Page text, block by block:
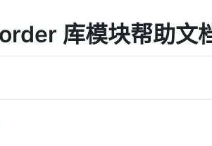
库模块帮助文